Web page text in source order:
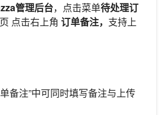
管理后台，点击菜单待处理订
点击右上角 订单备注， 支持上
备注”中可同时填写备注与上传